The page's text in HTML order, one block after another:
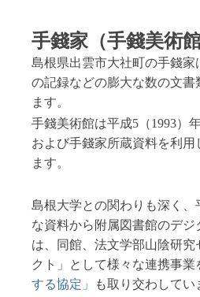
手錢家（手錢美術
島根県出雲市大社町の手錢
の記録などの膨大な数の文
ます。
手錢美術館は平成5（1993）
および手錢家所蔵資料を利
ます。
島根大学との関わりも深く
な資料から附属図書館のデジ
は、同館、法文学部山陰研
クト」として様々な連携事業
する協定」
も取り交わしてい